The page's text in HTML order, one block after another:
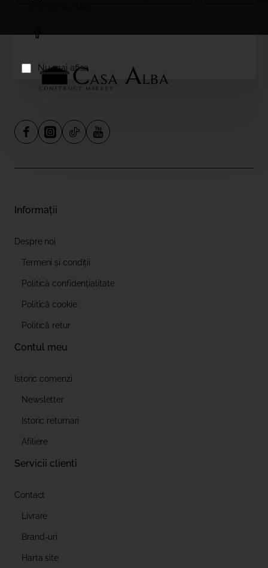
Nu mai afisa
Informații
Despre noi
Termeni și condiții
Politică confidențialitate
Politică cookie
Politică retur
Contul meu
Istoric comenzi
Newsletter
Istoric returnari
Afiliere
Servicii clienti
Contact
Livrare
Brand-uri
Harta site